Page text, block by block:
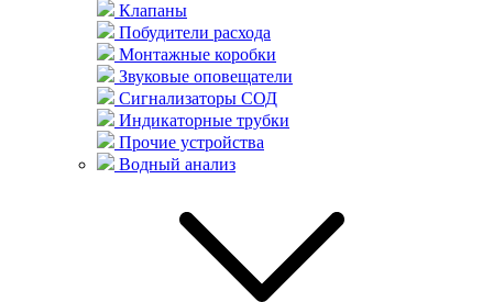
Клапаны
Побудители расхода
Монтажные коробки
Звуковые оповещатели
Сигнализаторы СОД
Индикаторные трубки
Прочие устройства
Водный анализ